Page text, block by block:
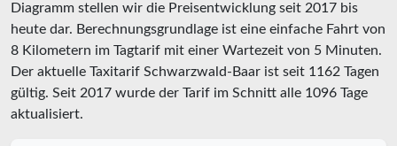
Diagramm stellen wir die Preisentwicklung seit 2017 bis
heute dar. Berechnungsgrundlage ist eine einfache Fahrt von
8 Kilometern im Tagtarif mit einer Wartezeit von 5 Minuten.
Der aktuelle Taxitarif Schwarzwald-Baar ist seit 1162 Tagen
gültig. Seit 2017 wurde der Tarif im Schnitt alle 1096 Tage
aktualisiert.